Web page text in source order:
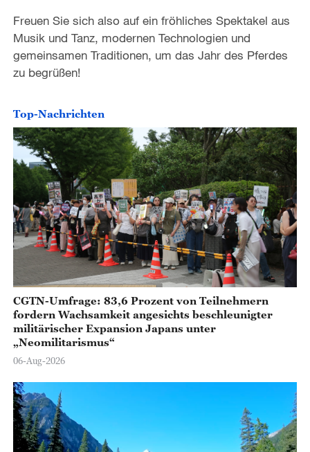
Freuen Sie sich also auf ein fröhliches Spektakel aus
Musik und Tanz, modernen Technologien und
gemeinsamen Traditionen, um das Jahr des Pferdes
zu begrüßen!
Top-Nachrichten
CGTN-Umfrage: 83,6 Prozent von Teilnehmern
fordern Wachsamkeit angesichts beschleunigter
militärischer Expansion Japans unter
„Neomilitarismus“
06-Aug-2026